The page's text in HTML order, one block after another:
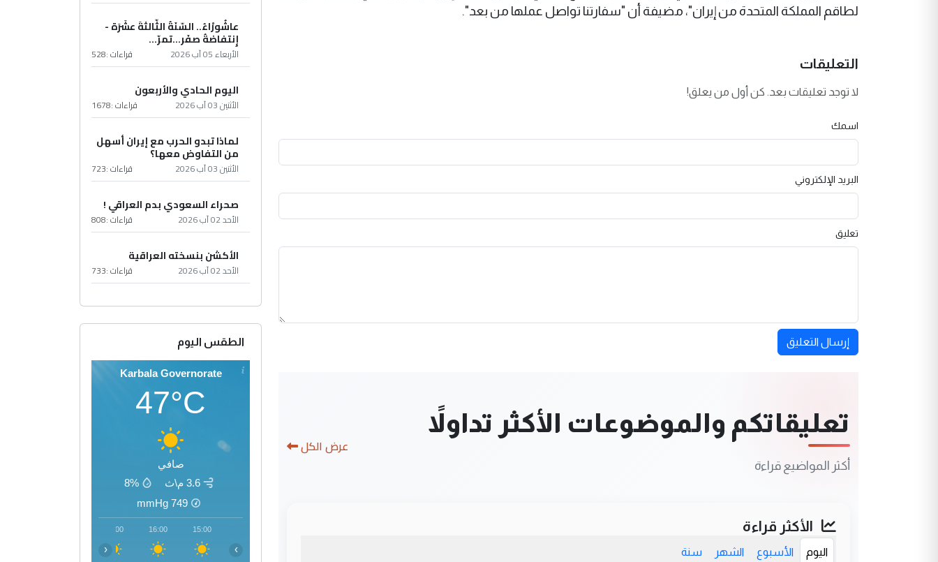
لطاقم المملكة المتحدة من إيران"، مضيفة أن "سفارتنا تواصل عملها من بعد".
التعليقات
لا توجد تعليقات بعد. كن أول من يعلق!
اسمك
البريد الإلكتروني
تعليق
إرسال التعليق
تعليقاتكم والموضوعات الأكثر تداولاً
أكثر المواضيع قراءة
عرض الكل
الأكثر قراءة
اليوم الأسبوع الشهر سنة
عاشُورْاءُ.. السّنَةُ الثّالثةَ عشَرَة -
إِنتفاضةُ صفَر…تمرّ...
الأربعاء 05 آب 2026 قراءات :528
اليوم الحادي والأربعون
الأثنين 03 آب 2026 قراءات :1678
لماذا تبدو الحرب مع إيران أسهل
من التفاوض معها؟
الأثنين 03 آب 2026 قراءات :723
صحراء السعودي بدم العراقي !
الأحد 02 آب 2026 قراءات :808
الأكشن بنسخته العراقية
الأحد 02 آب 2026 قراءات :733
الطقس اليوم
Karbala Governorate
47°C
صافي
3.6 م\ث
8%
749
mmHg
15:00
16:00
17:00
‹ ›